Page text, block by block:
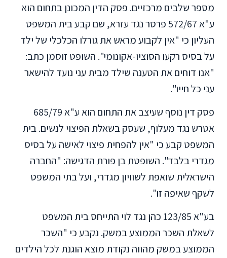
מספר שלבים מרכזיים. פסק הדין המכונן בתחום הוא
ע"א 572/67 פרסר נגד עזרא, שם קבע בית המשפט
העליון כי "אין לקבוע מראש את גורלו הכלכלי של ילד
על בסיס רקעו הסוציו-אקונומי". השופט זוסמן כתב:
"אנו דוחים את הטענה שילד מבית עני נועד להישאר
עני כל חייו".
פסק דין נוסף שעיצב את התחום הוא ע"א 685/79
אטרש נגד מעלוף, שעסק בשאלת הפיצוי לנשים. בית
המשפט קבע כי "אין להפחית פיצוי לאישה על בסיס
מגדרי בלבד". השופטת בן פורת הדגישה: "החברה
הישראלית שואפת לשוויון מגדרי, ועל בתי המשפט
לשקף שאיפה זו".
בע"א 123/85 כהן נגד לוי התייחס בית המשפט
לשאלת השכר הממוצע במשק. נקבע כי "השכר
הממוצע במשק מהווה נקודת מוצא הוגנת לכל הילדים